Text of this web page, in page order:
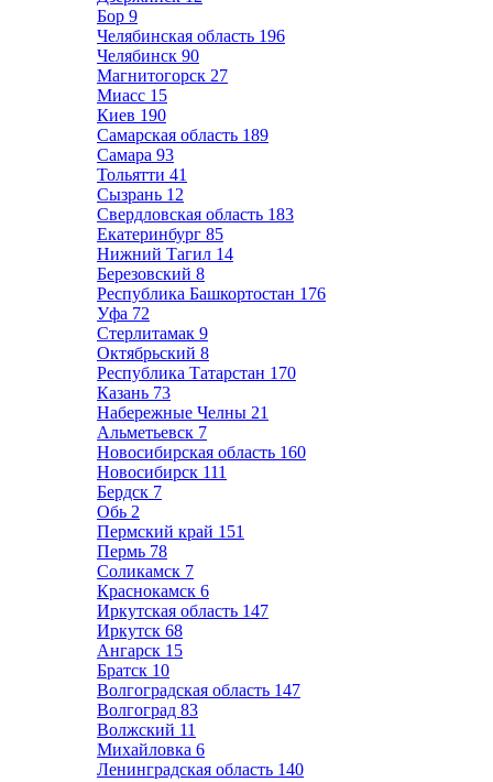
Бор 9
Челябинская область 196
Челябинск 90
Магнитогорск 27
Миасс 15
Киев 190
Самарская область 189
Самара 93
Тольятти 41
Сызрань 12
Свердловская область 183
Екатеринбург 85
Нижний Тагил 14
Березовский 8
Республика Башкортостан 176
Уфа 72
Стерлитамак 9
Октябрьский 8
Республика Татарстан 170
Казань 73
Набережные Челны 21
Альметьевск 7
Новосибирская область 160
Новосибирск 111
Бердск 7
Обь 2
Пермский край 151
Пермь 78
Соликамск 7
Краснокамск 6
Иркутская область 147
Иркутск 68
Ангарск 15
Братск 10
Волгоградская область 147
Волгоград 83
Волжский 11
Михайловка 6
Ленинградская область 140